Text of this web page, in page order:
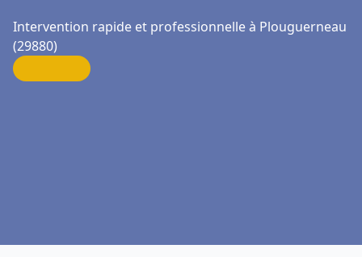
Intervention rapide et professionnelle à Plouguerneau
(29880)